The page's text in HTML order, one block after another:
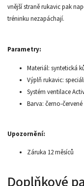
vnější straně rukavic pak
tréninku nezapáchají.
Parametry:
Materiál: syntetická
Výplň rukavic:
Systém ventilace
Barva: černo-červené
Upozornění:
Záruka 12 měsíců
Doplňkové